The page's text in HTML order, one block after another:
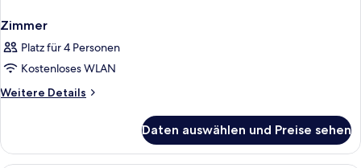
Zimmer
Platz für 4 Personen
Kostenloses WLAN
Weitere Details
Weitere
Daten auswählen und Preise sehen